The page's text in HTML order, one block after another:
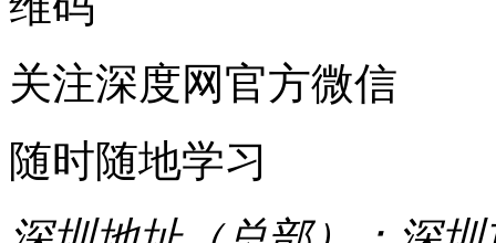
关注深度网官方微信
随时随地学习